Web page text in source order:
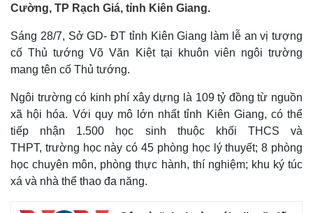
Cường, TP Rạch Giá, tỉnh Kiên Giang.
Sáng 28/7, Sở GD- ĐT tỉnh Kiên Giang làm lễ an vị tượng
cố Thủ tướng Võ Văn Kiệt tại khuôn viên ngôi trường
mang tên cố Thủ tướng.
Ngôi trường có kinh phí xây dựng là 109 tỷ đồng từ nguồn
xã hội hóa. Với quy mô lớn nhất tỉnh Kiên Giang, có thể
tiếp nhận 1.500 học sinh thuộc khối THCS và
THPT, trường học này có 45 phòng học lý thuyết; 8 phòng
học chuyên môn, phòng thực hành, thí nghiệm; khu ký túc
xá và nhà thể thao đa năng.